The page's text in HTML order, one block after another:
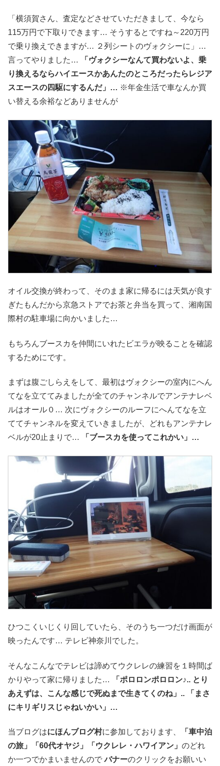
「横須賀さん、査定などさせていただきまして、今なら
115万円で下取りできます… そうするとですね～220万円
で乗り換えできますが… ２列シートのヴォクシーに」…
言ってやりました…
「ヴォクシーなんて買わないよ、乗
り換えるならハイエースかあんたのところだったらレジア
スエースの四駆にするんだ」… ※年金生活で車なんか買
い替える余裕などありませんが
オイル交換が終わって、そのまま家に帰るには天気が良す
ぎたもんだから京急ストアでお茶と弁当を買って、湘南国
際村の駐車場に向かいました…
もちろんブースカを仲間にいれたビエラが映ることを確認
するためにです。
まずは腹ごしらえをして、最初はヴォクシーの室内にへん
てなを立ててみましたが全てのチャンネルでアンテナレベ
ルはオール０… 次にヴォクシーのルーフにへんてなを立
ててチャンネルを変えていきましたが、どれもアンテナレ
ベルが20止まりで…
「ブースカを使ってこれかい」…
ひつこくいじくり回していたら、そのうち一つだけ画面が
映ったんです… テレビ神奈川でした。
そんなこんなでテレビは諦めてウクレレの練習を１時間ば
かりやって家に帰りました…
「ポロロンポロロン♪.. とり
あえずは、こんな感じで死ぬまで生きてくのね」.. 「まさ
にキリギリスじゃねいかい」…
当ブログはにほんブログ村に参加しております、
「車中泊
の旅」「60代オヤジ」「ウクレレ・ハワイアン」 のどれ
か一つでかまいませんのでバナーのクリックをお願いい